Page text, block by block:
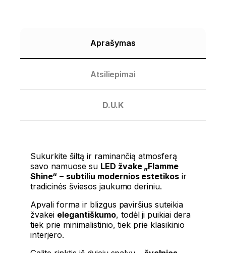
Aprašymas
Atsiliepimai
D.U.K
Sukurkite šiltą ir raminančią atmosferą
savo namuose su LED žvake „Flamme
Shine“ – subtiliu modernios estetikos ir
tradicinės šviesos jaukumo deriniu.
Apvali forma ir blizgus paviršius suteikia
žvakei elegantiškumo, todėl ji puikiai dera
tiek prie minimalistinio, tiek prie klasikinio
interjero.